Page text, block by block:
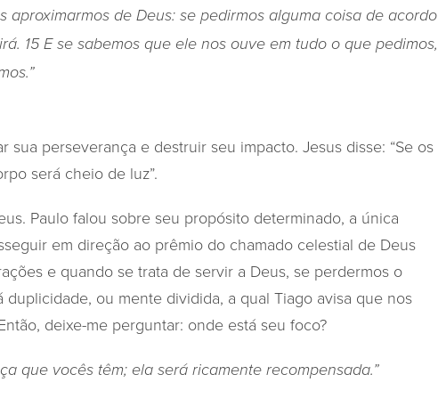
aproximarmos de Deus: se pedirmos alguma coisa de acordo
15 E se sabemos que ele nos ouve em tudo o que pedimos,
sua perseverança e destruir seu impacto. Jesus disse: “Se os
será cheio de luz”.
Paulo falou sobre seu propósito determinado, a única
em direção ao prêmio do chamado celestial de Deus
e quando se trata de servir a Deus, se perdermos o
ou mente dividida, a qual Tiago avisa que nos
deixe-me perguntar: onde está seu foco?
que vocês têm; ela será ricamente recompensada.”